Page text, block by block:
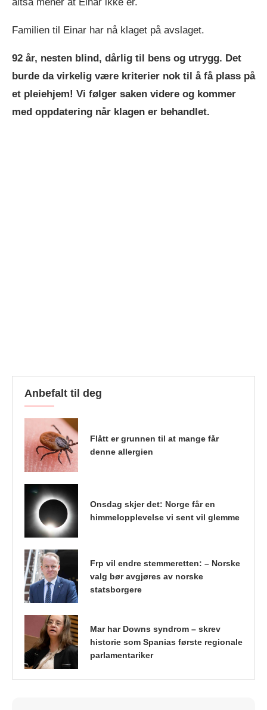
Familien til Einar har nå klaget på avslaget.
92 år, nesten blind, dårlig til bens og utrygg. Det
burde da virkelig være kriterier nok til å få plass på
et pleiehjem! Vi følger saken videre og kommer
med oppdatering når klagen er behandlet.
Anbefalt til deg
Flått er grunnen til at mange får
denne allergien
Onsdag skjer det: Norge får en
himmelopplevelse vi sent vil glemme
Frp vil endre stemmeretten: – Norske
valg bør avgjøres av norske
statsborgere
Mar har Downs syndrom – skrev
historie som Spanias første regionale
parlamentariker